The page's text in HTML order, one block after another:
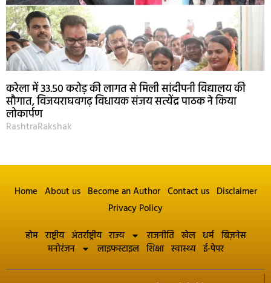
करेला में 33.50 करोड़ की लागत से मिली सांदीपनी विद्यालय की
सौगात, विजयराघवगढ़ विधायक संजय सत्येंद्र पाठक ने किया
लोकार्पण
RashtraRakshak
Home About us Become an Author Contact us Disclaimer
Privacy Policy
होम राष्ट्रीय अंतर्राष्ट्रीय राज्य राजनीति खेल धर्म बिज़नेस
मनोरंजन
लाइफस्टाइल शिक्षा स्वास्थ्य ई-पेपर